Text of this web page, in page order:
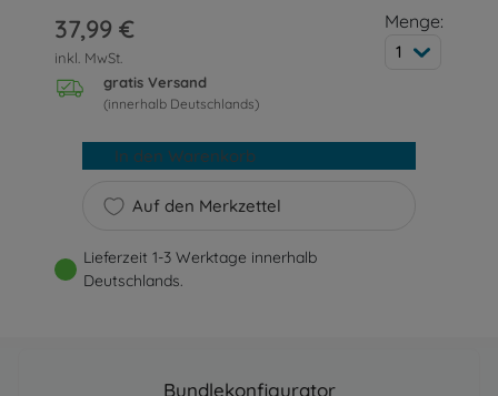
37,99 €
inkl. MwSt.
gratis Versand
(innerhalb Deutschlands)
Menge:
1
Auf den Merkzettel
In den Warenkorb
Lieferzeit 1-3 Werktage innerhalb
Deutschlands.
Bundlekonfigurator